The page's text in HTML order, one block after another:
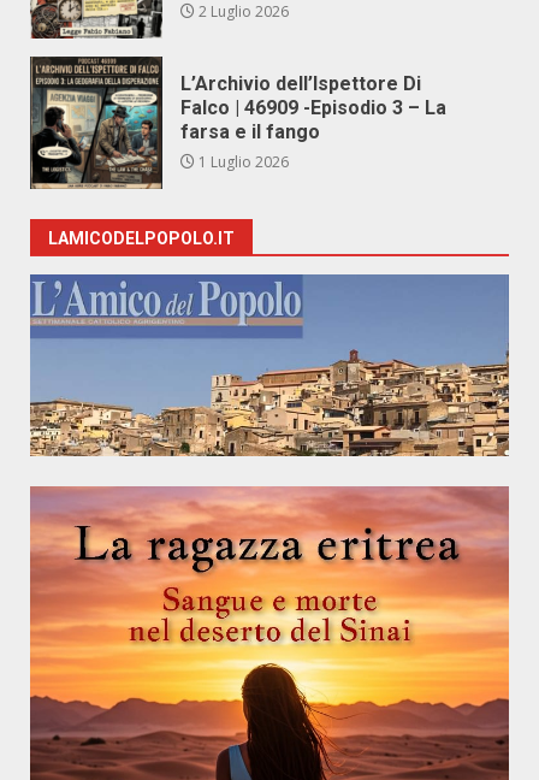
2 Luglio 2026
L’Archivio dell’Ispettore Di
Falco | 46909 -Episodio 3 – La
farsa e il fango
1 Luglio 2026
LAMICODELPOPOLO.IT